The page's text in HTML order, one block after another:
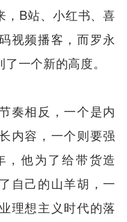
，B站、小红书、喜
视频播客，而罗永
一个新的高度。
奏相反，一个是内
内容，一个则要强
，他为了给带货造
自己的山羊胡，一
理想主义时代的落